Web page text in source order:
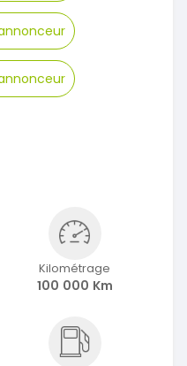
Kilométrage
100 000 Km